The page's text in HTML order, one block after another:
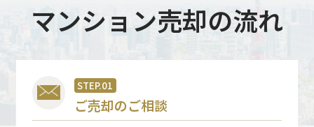
マンション売却の流れ
STEP.01
ご売却のご相談